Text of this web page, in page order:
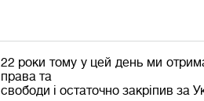
22 роки тому у цей день ми
права та
свободи і остаточно закріпив за